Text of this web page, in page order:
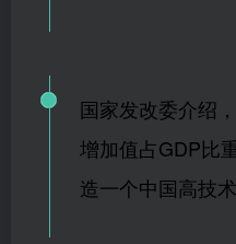
国家发改委介绍
增加值占GDP比
造一个中国高技术